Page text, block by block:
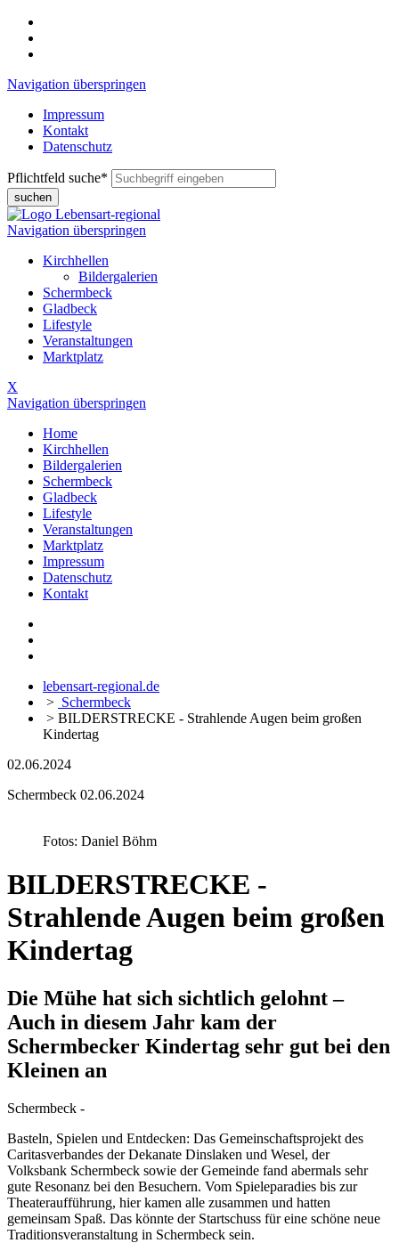
Navigation überspringen
Impressum
Kontakt
Datenschutz
Pflichtfeld suche*
suchen
Navigation überspringen
Kirchhellen
Bildergalerien
Schermbeck
Gladbeck
Lifestyle
Veranstaltungen
Marktplatz
X
Navigation überspringen
Home
Kirchhellen
Bildergalerien
Schermbeck
Gladbeck
Lifestyle
Veranstaltungen
Marktplatz
Impressum
Datenschutz
Kontakt
lebensart-regional.de
> Schermbeck
> BILDERSTRECKE - Strahlende Augen beim großen
Kindertag
02.06.2024
Schermbeck 02.06.2024
Fotos: Daniel Böhm
BILDERSTRECKE -
Strahlende Augen beim großen
Kindertag
Die Mühe hat sich sichtlich gelohnt –
Auch in diesem Jahr kam der
Schermbecker Kindertag sehr gut bei den
Kleinen an
Schermbeck -
Basteln, Spielen und Entdecken: Das Gemeinschaftsprojekt des
Caritasverbandes der Dekanate Dinslaken und Wesel, der
Volksbank Schermbeck sowie der Gemeinde fand abermals sehr
gute Resonanz bei den Besuchern. Vom Spieleparadies bis zur
Theateraufführung, hier kamen alle zusammen und hatten
gemeinsam Spaß. Das könnte der Startschuss für eine schöne neue
Traditionsveranstaltung in Schermbeck sein.